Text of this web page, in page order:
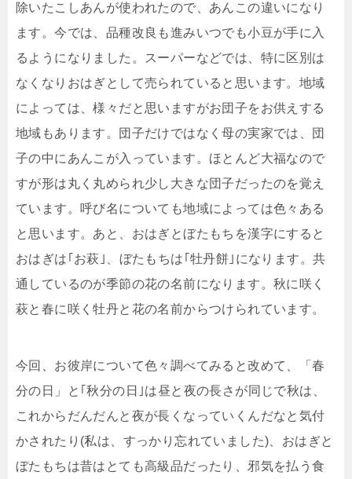
除いたこしあんが使われたので、あんこの違いになり
ます。今では、品種改良も進みいつでも小豆が手に入
るようになりました。スーパーなどでは、特に区別は
なくなりおはぎとして売られていると思います。地域
によっては、様々だと思いますがお団子をお供えする
地域もあります。団子だけではなく母の実家では、団
子の中にあんこが入っています。ほとんど大福なので
すが形は丸く丸められ少し大きな団子だったのを覚え
ています。呼び名についても地域によっては色々ある
と思います。あと、おはぎとぼたもちを漢字にすると
おはぎは｢お萩｣、ぼたもちは｢牡丹餅｣になります。共
通しているのが季節の花の名前になります。秋に咲く
萩と春に咲く牡丹と花の名前からつけられています。
今回、お彼岸について色々調べてみると改めて、「春
分の日」と｢秋分の日｣は昼と夜の長さが同じで秋は、
これからだんだんと夜が長くなっていくんだなと気付
かされたり(私は、すっかり忘れていました)、おはぎと
ぼたもちは昔はとても高級品だったり、邪気を払う食